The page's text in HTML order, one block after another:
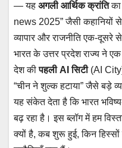
— यह अगली आर्थिक क्रांतिका
news 2025” जैसी कहानियों
व्यापार और राजनीति एक-
भारत के उत्तर प्रदेश राज्य ने
देश कीपहली AI सिटी(AI City)
“चीन ने शुल्क हटाया” जैसे बड़े
यह संकेत देता है कि भारत
बढ़ रहा है। इस ब्लॉग में हम
क्यों है, कब शुरू हुई, किन हिस्सों